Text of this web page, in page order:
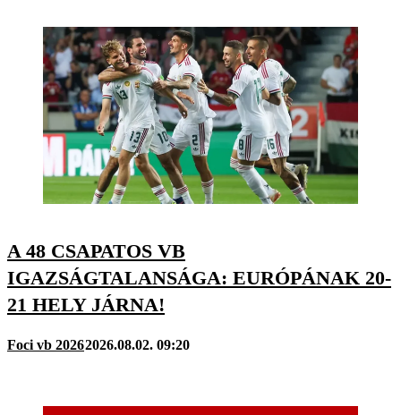
A 48 CSAPATOS VB
IGAZSÁGTALANSÁGA: EURÓPÁNAK 20-
21 HELY JÁRNA!
Foci vb 20262026.08.02. 09:20